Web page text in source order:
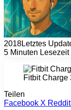
2018Letztes
5 Minuten Lesezeit
Fitbit Charge
Teilen
Facebook X Reddit